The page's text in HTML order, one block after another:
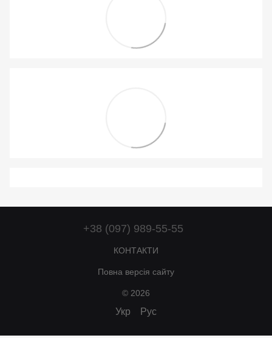
+38 (097) 989-55-55
КОНТАКТИ
Повна версія сайту
© 2026
Укр Рус